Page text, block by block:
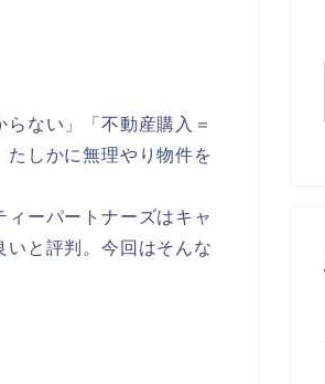
ない」「不動産購入＝
しかに無理やり物件を
ーパートナーズはキャ
いと評判。今回はそんな